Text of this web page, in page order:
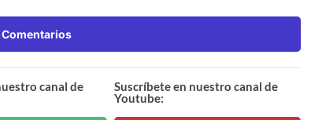
canal de
Suscríbete en nuestro canal de
Youtube: